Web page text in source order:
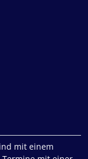
mit einem